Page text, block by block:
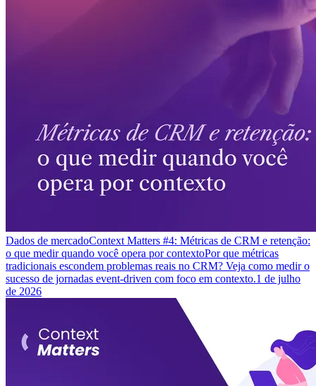
Dados de mercadoContext Matters #4: Métricas de CRM e retenção:
o que medir quando você opera por contextoPor que métricas
tradicionais escondem problemas reais no CRM? Veja como medir o
sucesso de jornadas event-driven com foco em contexto.1 de julho
de 2026